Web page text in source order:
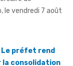
consolidation